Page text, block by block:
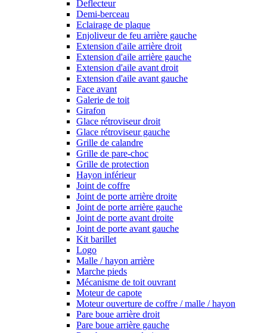
Deflecteur
Demi-berceau
Eclairage de plaque
Enjoliveur de feu arrière gauche
Extension d'aile arrière droit
Extension d'aile arrière gauche
Extension d'aile avant droit
Extension d'aile avant gauche
Face avant
Galerie de toit
Girafon
Glace rétroviseur droit
Glace rétroviseur gauche
Grille de calandre
Grille de pare-choc
Grille de protection
Hayon inférieur
Joint de coffre
Joint de porte arrière droite
Joint de porte arrière gauche
Joint de porte avant droite
Joint de porte avant gauche
Kit barillet
Logo
Malle / hayon arrière
Marche pieds
Mécanisme de toit ouvrant
Moteur de capote
Moteur ouverture de coffre / malle / hayon
Pare boue arrière droit
Pare boue arrière gauche